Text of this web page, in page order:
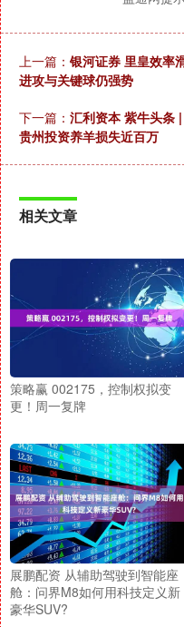
上一篇： 银河证券 里皇效率
进攻与关键球仍强势
下一篇： 汇利资本 紫牛头条
贵州投资养羊损失近百万
相关文章
策略赢 002175，控制权拟变
更！周一复牌
展鹏配资 从辅助驾驶到智能座
舱：问界M8如何用科技定义新
豪华SUV?